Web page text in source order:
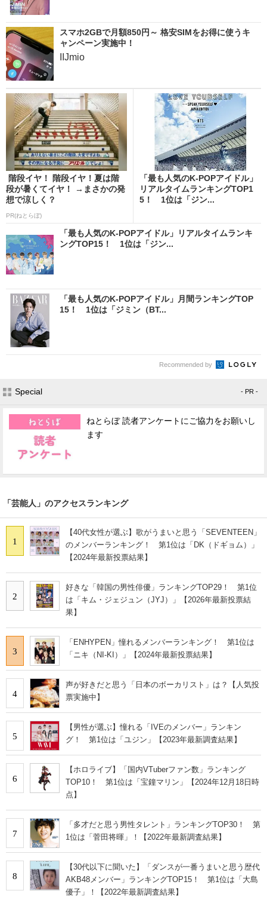
スマホ2GBで月額850円～ 格安SIMをお得に使うキ
ャンペーン実施中！
IIJmio
階段イヤ！ 階段イヤ！夏は階
段が暑くてイヤ！ →まさかの発
想で涼しく？
PR(ねとらぼ)
「最も人気のK-POPアイドル」
リアルタイムランキングTOP1
5！ 1位は「ジン...
「最も人気のK-POPアイドル」リアルタイムランキ
ングTOP15！ 1位は「ジン...
「最も人気のK-POPアイドル」月間ランキングTOP
15！ 1位は「ジミン（BT...
Recommended by
Special - PR -
ねとらぼ 読者アンケートにご協力をお願いし
ます
「芸能人」のアクセスランキング
1
【40代女性が選ぶ】歌がうまいと思う「SEVENTEEN」
のメンバーランキング！ 第1位は「DK（ドギョム）」
【2024年最新投票結果】
2
好きな「韓国の男性俳優」ランキングTOP29！ 第1位
は「キム・ジェジュン（JYJ）」【2026年最新投票結
果】
3
「ENHYPEN」憧れるメンバーランキング！ 第1位は
「ニキ（NI-KI）」【2024年最新投票結果】
4
声が好きだと思う「日本のボーカリスト」は？【人気投
票実施中】
5
【男性が選ぶ】憧れる「IVEのメンバー」ランキン
グ！ 第1位は「ユジン」【2023年最新調査結果】
6
【ホロライブ】「国内VTuberファン数」ランキング
TOP10！ 第1位は「宝鐘マリン」【2024年12月18日時
点】
7
「多才だと思う男性タレント」ランキングTOP30！ 第
1位は「菅田将暉」！【2022年最新調査結果】
8
【30代以下に聞いた】「ダンスが一番うまいと思う歴代
AKB48メンバー」ランキングTOP15！ 第1位は「大島
優子」！【2022年最新調査結果】